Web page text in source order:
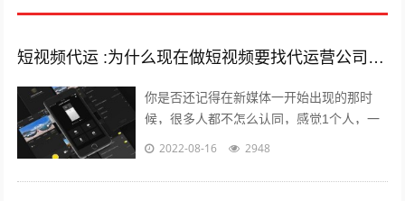
短视频代运 :为什么现在做短视频要找代运营公司呢？
你是否还记得在新媒体一开始出现的那时
候，很多人都不怎么认同，感觉1个人，一
部手机，一台电脑，依靠这几样东西就能养
2022-08-16 2948